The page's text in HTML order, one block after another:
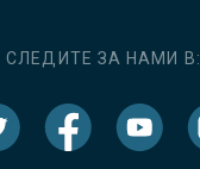
СЛЕДИТЕ ЗА НАМИ В: